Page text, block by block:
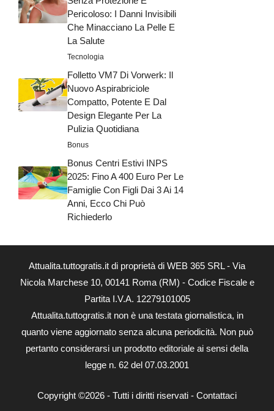
Pericoloso: I Danni Invisibili
Che Minacciano La Pelle E
La Salute
Tecnologia
Folletto VM7 Di Vorwerk: Il
Nuovo Aspirabriciole
Compatto, Potente E Dal
Design Elegante Per La
Pulizia Quotidiana
Bonus
Bonus Centri Estivi INPS
2025: Fino A 400 Euro Per Le
Famiglie Con Figli Dai 3 Ai 14
Anni, Ecco Chi Può
Richiederlo
Attualita.tuttogratis.it di proprietà di WEB 365 SRL - Via
Nicola Marchese 10, 00141 Roma (RM) - Codice Fiscale e
Partita I.V.A. 12279101005
Attualita.tuttogratis.it non è una testata giornalistica, in
quanto viene aggiornato senza alcuna periodicità. Non può
pertanto considerarsi un prodotto editoriale ai sensi della
legge n. 62 del 07.03.2001
Copyright ©2026 - Tutti i diritti riservati - Contattaci